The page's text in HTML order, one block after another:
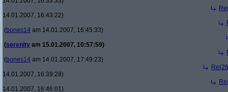
14.01.2007, 16:43:22)
(bones14 am 14.01.2007, 16:45:33)
(serenity am 15.01.2007, 10:57:59)
(bones14 am 14.01.2007, 17:49:23)
14.01.2007, 16:39:28)
14.01.2007, 16:46:01)